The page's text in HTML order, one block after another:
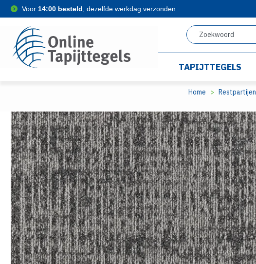
Voor 14:00 besteld , dezelfde werkdag verzonden
TAPIJTTEGELS
Home Restpartijen